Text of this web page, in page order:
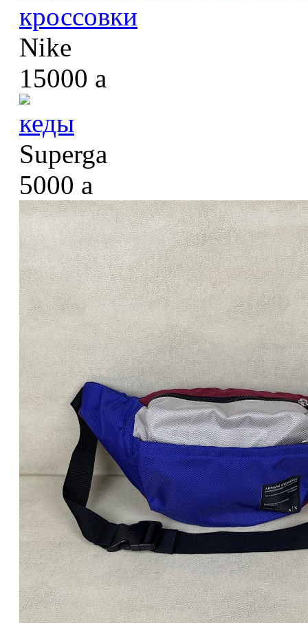
кроссовки
Nike
15000 a
кеды
Superga
5000 a